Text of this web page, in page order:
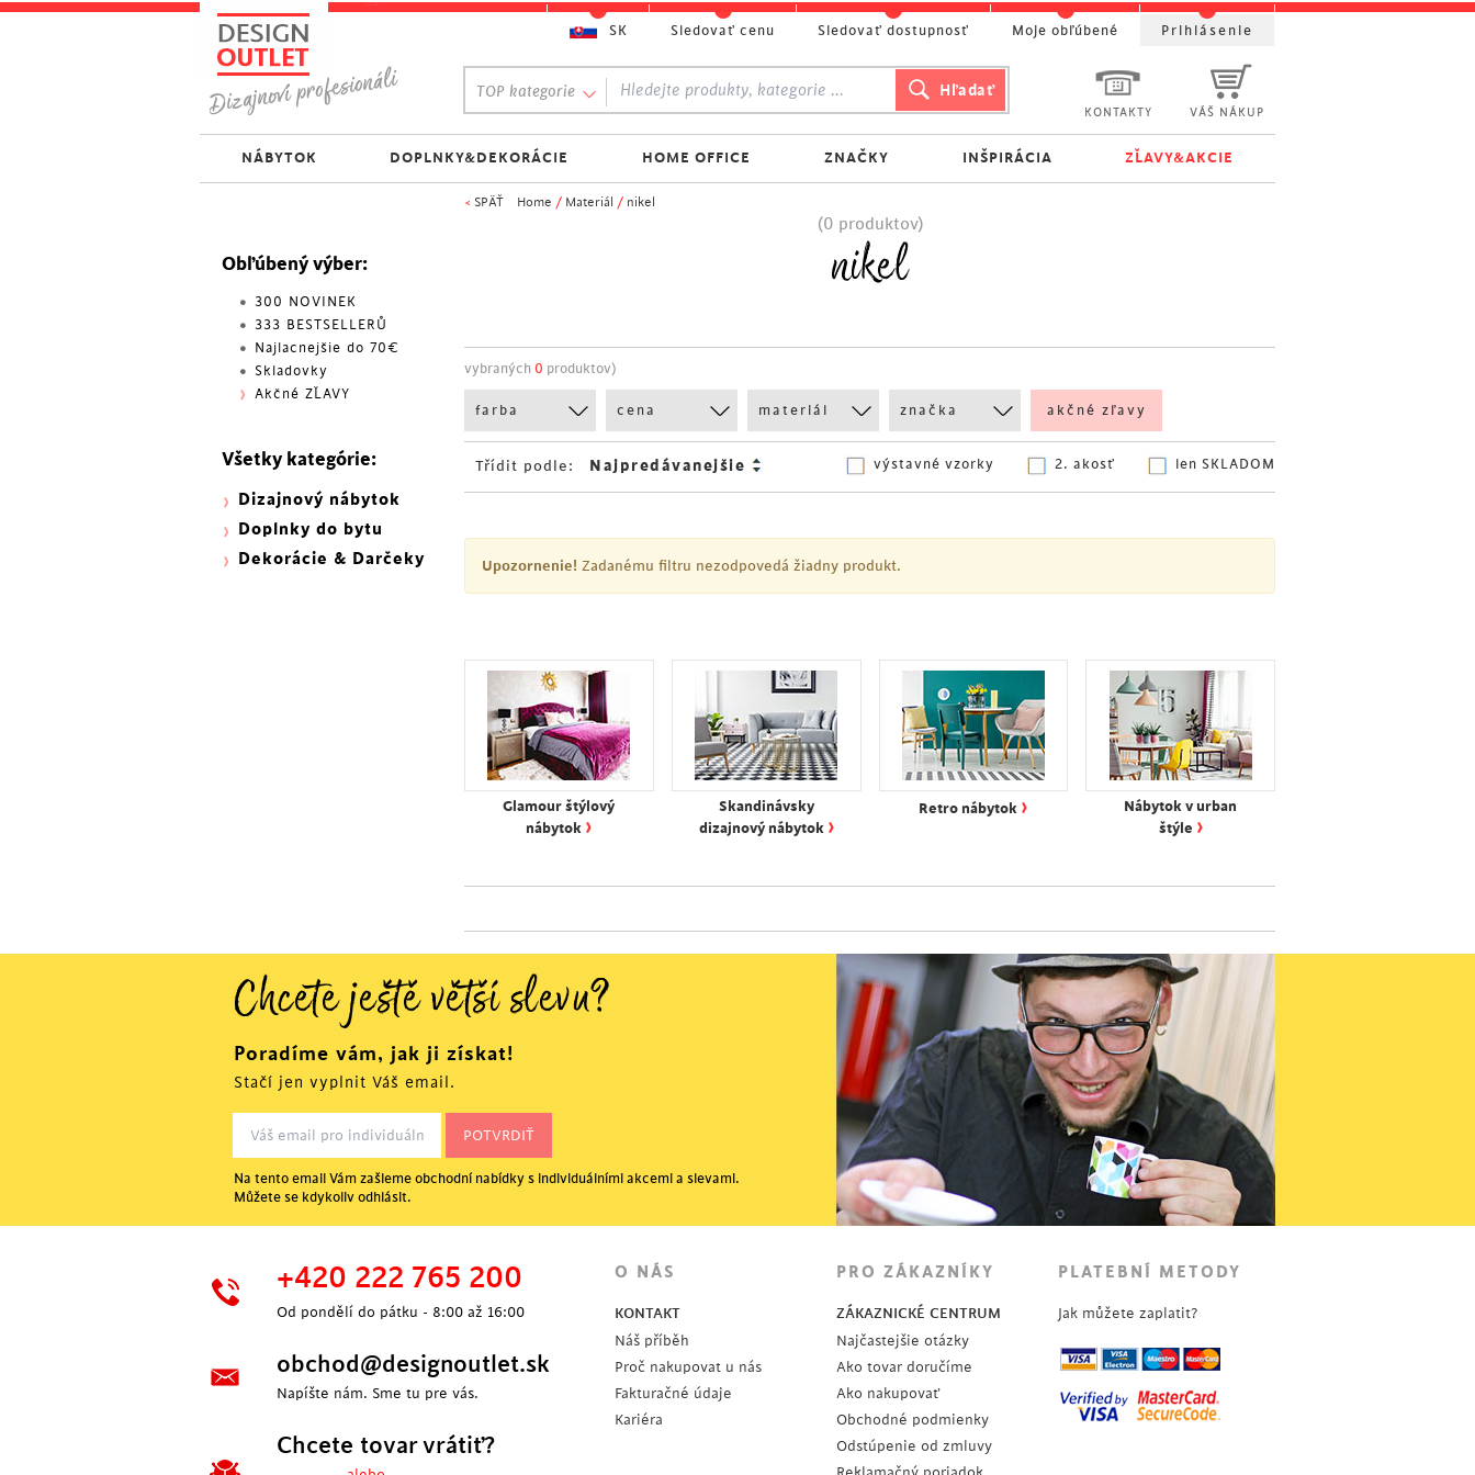
< SPÄŤ Home / Materiál / nikel
(0 produktov)
nikel
vybraných 0 produktov)
farba cena materiál značka akčné zľavy
Třídit podle: len SKLADOM
2. akosť
výstavné vzorky
Upozornenie! Zadanému filtru nezodpovedá žiadny produkt.
Glamour štýlový
nábytok ›
Skandinávsky
dizajnový nábytok ›
Retro nábytok ›
Nábytok v urban
štýle ›
Obľúbený výber:
300 NOVINEK
333 BESTSELLERŮ
Najlacnejšie do 70€
Skladovky
Akčné ZĽAVY
Všetky kategórie:
Dizajnový nábytok
Doplnky do bytu
Dekorácie & Darčeky
KONTAKTY VÁŠ NÁKUP
TOP kategorie
NÁBYTOK DOPLNKY&DEKORÁCIE HOME OFFICE ZNAČKY INŠPIRÁCIA ZĽAVY&AKCIE
SK Sledovať cenu Sledovať dostupnosť Moje obľúbené Prihlásenie
Chcete ještě větší slevu?
Poradíme vám, jak ji získat!
Stačí jen vyplnit Váš email.
Na tento email Vám zašleme obchodní nabídky s individuálními akcemi a slevami.
Můžete se kdykoliv odhlásit.
+420 222 765 200
Od pondělí do pátku - 8:00 až 16:00
obchod@designoutlet.sk
Napíšte nám. Sme tu pre vás.
Chcete tovar vrátiť?
O NÁS
KONTAKT
Náš příběh
Proč nakupovat u nás
Fakturačné údaje
Kariéra
PRO ZÁKAZNÍKY
ZÁKAZNICKÉ CENTRUM
Najčastejšie otázky
Ako tovar doručíme
Ako nakupovať
Obchodné podmienky
Odstúpenie od zmluvy
PLATEBNÍ METODY
Jak můžete zaplatit?